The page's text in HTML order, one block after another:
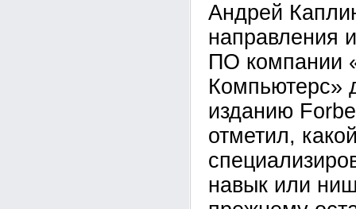
Андрей
направления
ПО компании
Компьютерс»
изданию
отметил,
навык или